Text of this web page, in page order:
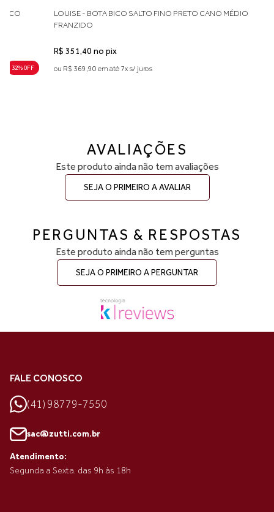
BICO
32% 0FF
LOUISE - BOTA BICO SALTO FINO PRETO CANO MÉDIO
FRANZIDO
R$ 351,40 no pix
ou R$ 369,90 em até 7x s/ juros
AVALIAÇÕES
Este produto ainda não tem avaliações
SEJA O PRIMEIRO A AVALIAR
PERGUNTAS & RESPOSTAS
Este produto ainda não tem perguntas
SEJA O PRIMEIRO A PERGUNTAR
FALE CONOSCO
(41) 98779-7550
sac@zutti.com.br
Atendimento:
Segunda a Sexta. das 9h às 18h